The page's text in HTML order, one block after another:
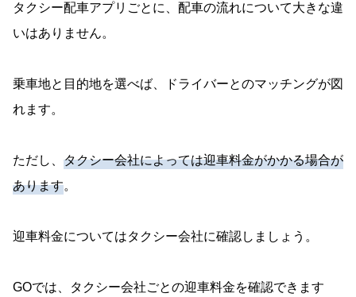
タクシー配車アプリごとに、配車の流れについて大きな違
いはありません。
乗車地と目的地を選べば、ドライバーとのマッチングが図
れます。
ただし、 タクシー会社によっては迎車料金がかかる場合が
あります。
迎車料金についてはタクシー会社に確認しましょう。
GOでは、タクシー会社ごとの迎車料金を確認できます